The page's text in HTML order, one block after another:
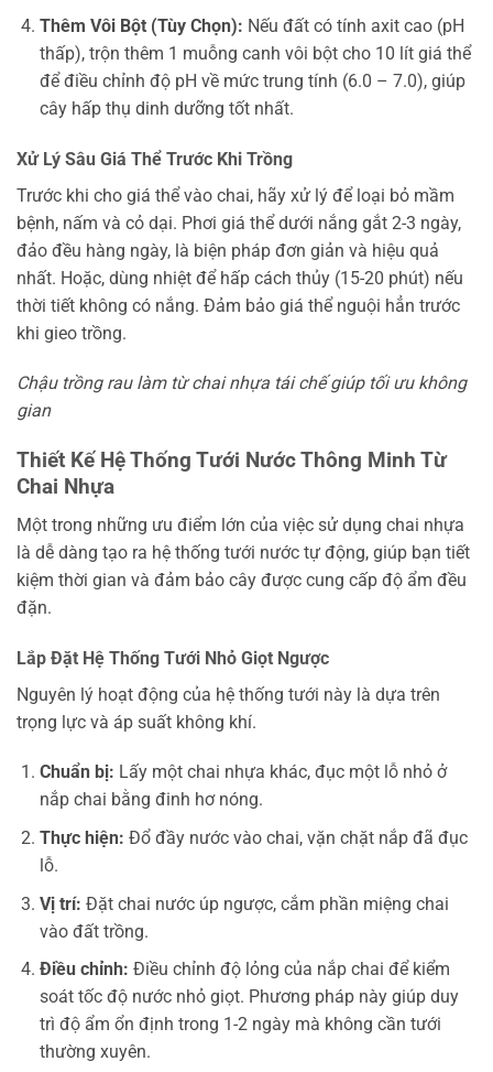
Thêm Vôi Bột (Tùy Chọn): Nếu đất có tính axit cao (pH
thấp), trộn thêm 1 muỗng canh vôi bột cho 10 lít giá thể
để điều chỉnh độ pH về mức trung tính (6.0 – 7.0), giúp
cây hấp thụ dinh dưỡng tốt nhất.
Xử Lý Sâu Giá Thể Trước Khi Trồng
Trước khi cho giá thể vào chai, hãy xử lý để loại bỏ mầm
bệnh, nấm và cỏ dại. Phơi giá thể dưới nắng gắt 2-3 ngày,
đảo đều hàng ngày, là biện pháp đơn giản và hiệu quả
nhất. Hoặc, dùng nhiệt để hấp cách thủy (15-20 phút) nếu
thời tiết không có nắng. Đảm bảo giá thể nguội hẳn trước
khi gieo trồng.
Chậu trồng rau làm từ chai nhựa tái chế giúp tối ưu không
gian
Thiết Kế Hệ Thống Tưới Nước Thông Minh Từ
Chai Nhựa
Một trong những ưu điểm lớn của việc sử dụng chai nhựa
là dễ dàng tạo ra hệ thống tưới nước tự động, giúp bạn tiết
kiệm thời gian và đảm bảo cây được cung cấp độ ẩm đều
đặn.
Lắp Đặt Hệ Thống Tưới Nhỏ Giọt Ngược
Nguyên lý hoạt động của hệ thống tưới này là dựa trên
trọng lực và áp suất không khí.
Chuẩn bị: Lấy một chai nhựa khác, đục một lỗ nhỏ ở
nắp chai bằng đinh hơ nóng.
Thực hiện: Đổ đầy nước vào chai, vặn chặt nắp đã đục
lỗ.
Vị trí: Đặt chai nước úp ngược, cắm phần miệng chai
vào đất trồng.
Điều chỉnh: Điều chỉnh độ lỏng của nắp chai để kiểm
soát tốc độ nước nhỏ giọt. Phương pháp này giúp duy
trì độ ẩm ổn định trong 1-2 ngày mà không cần tưới
thường xuyên.